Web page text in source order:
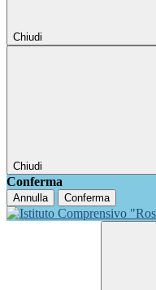
Chiudi
Chiudi
Conferma
Annulla Conferma